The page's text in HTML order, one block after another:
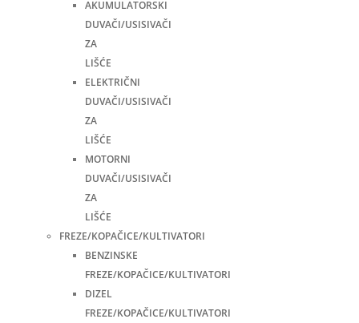
AKUMULATORSKI
DUVAČI/USISIVAČI
ZA
LIŠĆE
ELEKTRIČNI
DUVAČI/USISIVAČI
ZA
LIŠĆE
MOTORNI
DUVAČI/USISIVAČI
ZA
LIŠĆE
FREZE/KOPAČICE/KULTIVATORI
BENZINSKE
FREZE/KOPAČICE/KULTIVATORI
DIZEL
FREZE/KOPAČICE/KULTIVATORI